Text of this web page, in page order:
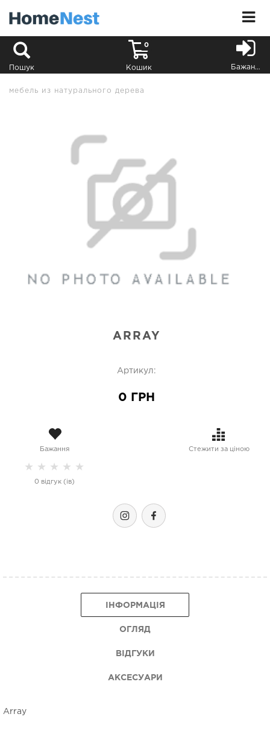
Пошук
0
Кошик Бажання
мебель из натурального дерева
ARRAY
Артикул:
0 ГРН
Бажання Стежити за ціною
★ ★ ★ ★ ★
0 відгук (ів)
ІНФОРМАЦІЯ
ОГЛЯД
ВІДГУКИ
АКСЕСУАРИ
Array